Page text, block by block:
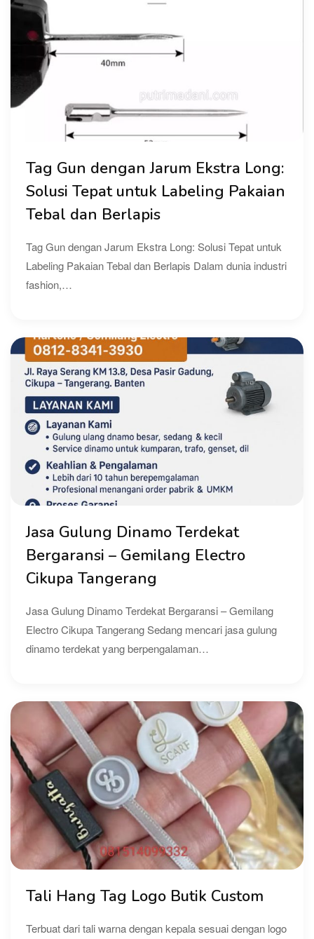
Tag Gun dengan Jarum Ekstra Long:
Solusi Tepat untuk Labeling Pakaian
Tebal dan Berlapis
Tag Gun dengan Jarum Ekstra Long: Solusi Tepat untuk
Labeling Pakaian Tebal dan Berlapis Dalam dunia industri
fashion,…
Jasa Gulung Dinamo Terdekat
Bergaransi – Gemilang Electro
Cikupa Tangerang
Jasa Gulung Dinamo Terdekat Bergaransi – Gemilang
Electro Cikupa Tangerang Sedang mencari jasa gulung
dinamo terdekat yang berpengalaman…
Tali Hang Tag Logo Butik Custom
Terbuat dari tali warna dengan kepala sesuai dengan logo